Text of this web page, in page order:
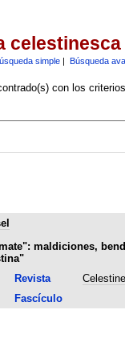
celestinesca
simple| Búsqueda
con los
maldiciones,
Revista
Fascículo